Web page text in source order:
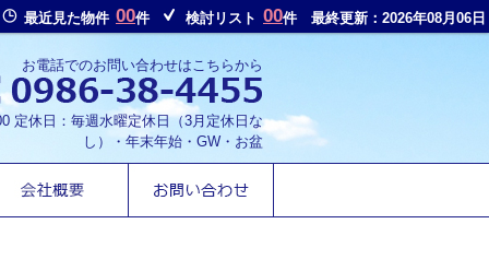
最近見た物件 00件 検討リスト 00件 最終更新：2026年08月06日
お電話でのお問い合わせはこちらから
定休日：毎週水曜定休日（3月定休日な
し）・年末年始・GW・お盆